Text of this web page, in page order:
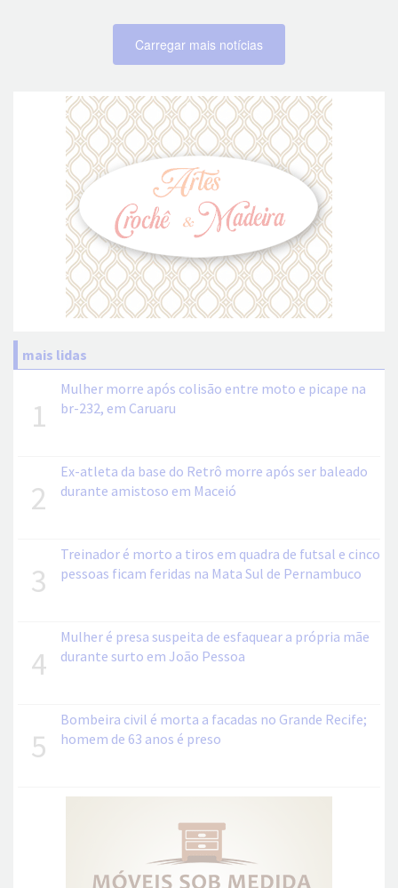
Carregar mais notícias
mais lidas
1
Mulher morre após colisão entre moto e picape na
br-232, em Caruaru
2
Ex-atleta da base do Retrô morre após ser baleado
durante amistoso em Maceió
3
Treinador é morto a tiros em quadra de futsal e cinco
pessoas ficam feridas na Mata Sul de Pernambuco
4
Mulher é presa suspeita de esfaquear a própria mãe
durante surto em João Pessoa
5
Bombeira civil é morta a facadas no Grande Recife;
homem de 63 anos é preso